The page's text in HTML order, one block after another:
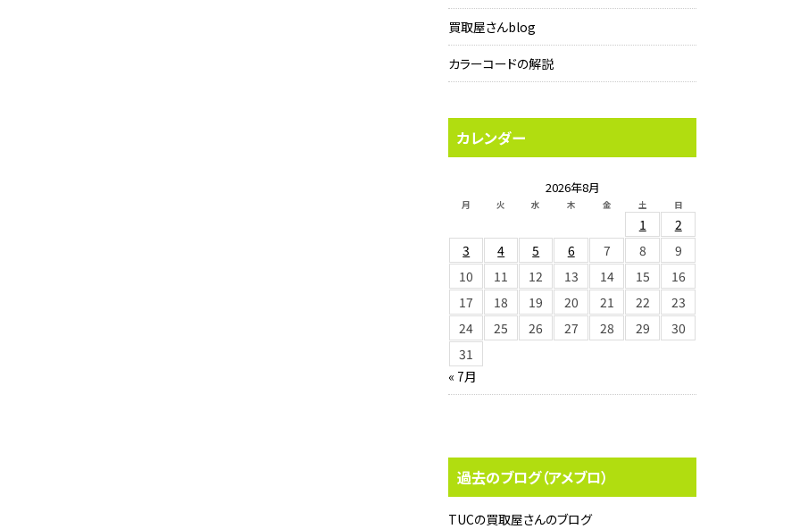
買取屋さんblog
カラーコードの解説
カレンダー
2026年8月
月 火 水 木 金 土 日
1
2
3
4 5 6 7 8
9
10
11 12 13 14 15
16
17
18 19 20 21 22
23
24
25 26 27 28 29
30
31
« 7月
過去のブログ（アメブロ）
TUCの買取屋さんのブログ